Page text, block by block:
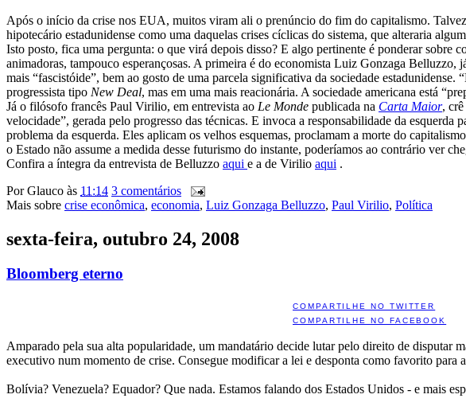
Após o início da crise nos EUA, muitos viram ali o prenúncio do fim do capitalismo.
hipotecário estadunidense como uma daquelas crises cíclicas do sistema, que alteraria
Isto posto, fica uma pergunta: o que virá depois disso? E algo pertinente é ponderar sobre
animadoras, tampouco esperançosas. A primeira é do economista Luiz Gonzaga Belluzzo,
mais “fascistóide”, bem ao gosto de uma parcela significativa da sociedade
progressista tipo New Deal, mas em uma mais reacionária. A sociedade americana está
Já o filósofo francês Paul Virilio, em entrevista ao Le Monde publicada na Carta Maior,
velocidade”, gerada pelo progresso das técnicas. E invoca a responsabilidade da
problema da esquerda. Eles aplicam os velhos esquemas, proclamam a morte do
o Estado não assume a medida desse futurismo do instante, poderíamos ao contrário ver
Confira a íntegra da entrevista de Belluzzo aqui e a de Virilio aqui .
PorGlauco às 11:14 3 comentários
Mais sobre crise econômica, economia, Luiz Gonzaga Belluzzo, Paul Virilio, Política
sexta-feira, outubro 24, 2008
Bloomberg eterno
COMPARTILHE NO TWITTER
COMPARTILHE NO FACEBOOK
Amparado pela sua alta popularidade, um mandatário decide lutar pelo direito de disputar
executivo num momento de crise. Consegue modificar a lei e desponta como favorito para
Bolívia? Venezuela? Equador? Que nada. Estamos falando dos Estados Unidos - e mais